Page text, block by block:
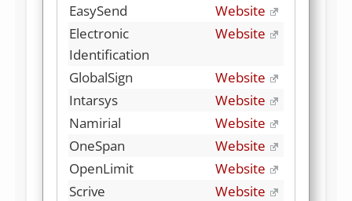
EasySend
Website
Electronic
Identification
Website
GlobalSign
Website
Intarsys
Website
Namirial
Website
OneSpan
Website
OpenLimit
Website
Scrive
Website